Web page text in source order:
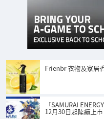
Frienbr 衣物及家居
「SAMURAI
12月30日起陸續上市